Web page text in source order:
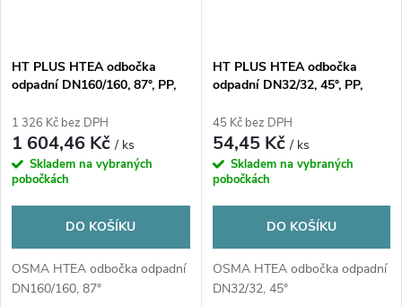
HT PLUS HTEA odbočka
odpadní DN160/160, 87°, PP,
1 326 Kč bez DPH
1 604,46 Kč/ ks
Skladem na vybraných
pobočkách
DO KOŠÍKU
OSMA HTEA odbočka odpadní
DN160/160, 87°
HT PLUS HTEA odbočka
odpadní DN32/32, 45°, PP,
45 Kč bez DPH
54,45 Kč/ ks
Skladem na vybraných
pobočkách
DO KOŠÍKU
OSMA HTEA odbočka odpadní
DN32/32, 45°